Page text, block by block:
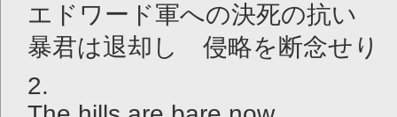
エドワード軍への決死の抗い
暴君は退却し 侵略を断念せり
2.